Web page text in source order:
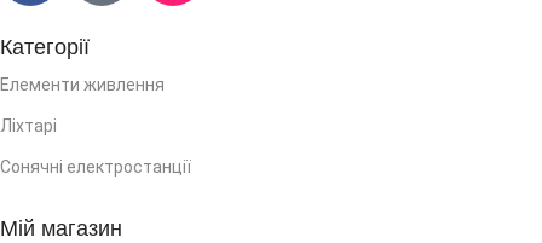
Категорії
Елементи живлення
Ліхтарі
Сонячні електростанції
Мій магазин